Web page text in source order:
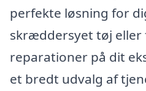
perfekte løsning for
skræddersyet tøj eller
reparationer på dit
et bredt udvalg af